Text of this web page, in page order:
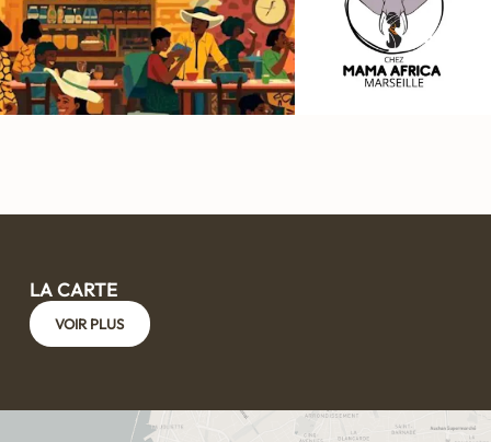
LA CARTE
VOIR PLUS